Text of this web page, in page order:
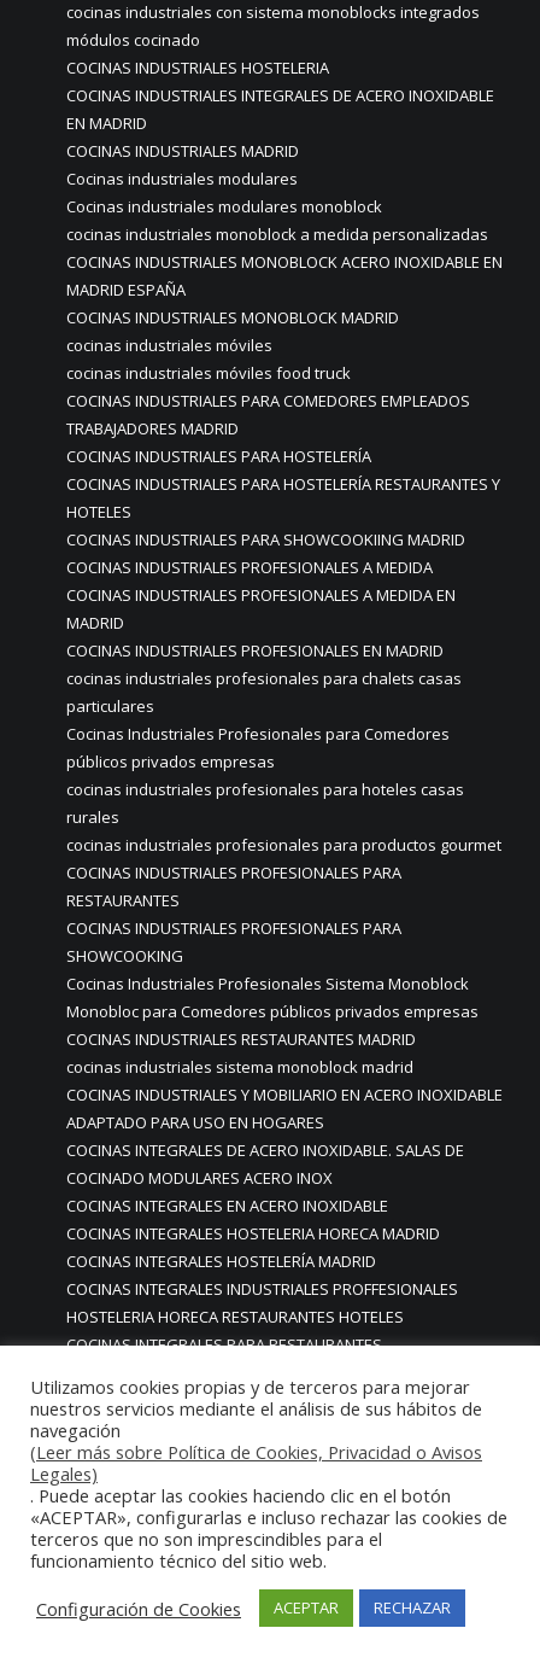
cocinas industriales con sistema monoblocks integrados
módulos cocinado
COCINAS INDUSTRIALES HOSTELERIA
COCINAS INDUSTRIALES INTEGRALES DE ACERO INOXIDABLE
EN MADRID
COCINAS INDUSTRIALES MADRID
Cocinas industriales modulares
Cocinas industriales modulares monoblock
cocinas industriales monoblock a medida personalizadas
COCINAS INDUSTRIALES MONOBLOCK ACERO INOXIDABLE EN
MADRID ESPAÑA
COCINAS INDUSTRIALES MONOBLOCK MADRID
cocinas industriales móviles
cocinas industriales móviles food truck
COCINAS INDUSTRIALES PARA COMEDORES EMPLEADOS
TRABAJADORES MADRID
COCINAS INDUSTRIALES PARA HOSTELERÍA
COCINAS INDUSTRIALES PARA HOSTELERÍA RESTAURANTES Y
HOTELES
COCINAS INDUSTRIALES PARA SHOWCOOKIING MADRID
COCINAS INDUSTRIALES PROFESIONALES A MEDIDA
COCINAS INDUSTRIALES PROFESIONALES A MEDIDA EN
MADRID
COCINAS INDUSTRIALES PROFESIONALES EN MADRID
cocinas industriales profesionales para chalets casas
particulares
Cocinas Industriales Profesionales para Comedores
públicos privados empresas
cocinas industriales profesionales para hoteles casas
rurales
cocinas industriales profesionales para productos gourmet
COCINAS INDUSTRIALES PROFESIONALES PARA
RESTAURANTES
COCINAS INDUSTRIALES PROFESIONALES PARA
SHOWCOOKING
Cocinas Industriales Profesionales Sistema Monoblock
Monobloc para Comedores públicos privados empresas
COCINAS INDUSTRIALES RESTAURANTES MADRID
cocinas industriales sistema monoblock madrid
COCINAS INDUSTRIALES Y MOBILIARIO EN ACERO INOXIDABLE
ADAPTADO PARA USO EN HOGARES
COCINAS INTEGRALES DE ACERO INOXIDABLE. SALAS DE
COCINADO MODULARES ACERO INOX
COCINAS INTEGRALES EN ACERO INOXIDABLE
COCINAS INTEGRALES HOSTELERIA HORECA MADRID
COCINAS INTEGRALES HOSTELERÍA MADRID
COCINAS INTEGRALES INDUSTRIALES PROFFESIONALES
HOSTELERIA HORECA RESTAURANTES HOTELES
COCINAS INTEGRALES PARA RESTAURANTES
COCINAS LUJO PREMIUM BOADILLA DEL MONTE MADRID
COCINAS LUJO PREMIUM MORALEJA MADRID
COCINAS LUJO PREMIUM PARA CASAS VIVIENDAS
PARTICULARES CLIENTE FINAL
COCINAS LUJO PREMIUM POZUELO DE ALARCÓN MADRID
COCINAS LUJO PREMIUM PROFESIONALES PARA HOGARES
COCINAS LUJO PREMIUM RESTAURANTES Y PARA HOGARES
COCINAS LUJO PREMIUM SAN SEBASTIAN DE LOS REYRES
MADRID
Utilizamos cookies propias y de terceros para mejorar
nuestros servicios mediante el análisis de sus hábitos de
navegación
(Leer más sobre Política de Cookies, Privacidad o Avisos
Legales)
. Puede aceptar las cookies haciendo clic en el botón
«ACEPTAR», configurarlas e incluso rechazar las cookies de
terceros que no son imprescindibles para el
funcionamiento técnico del sitio web.
Configuración de Cookies
ACEPTAR RECHAZAR